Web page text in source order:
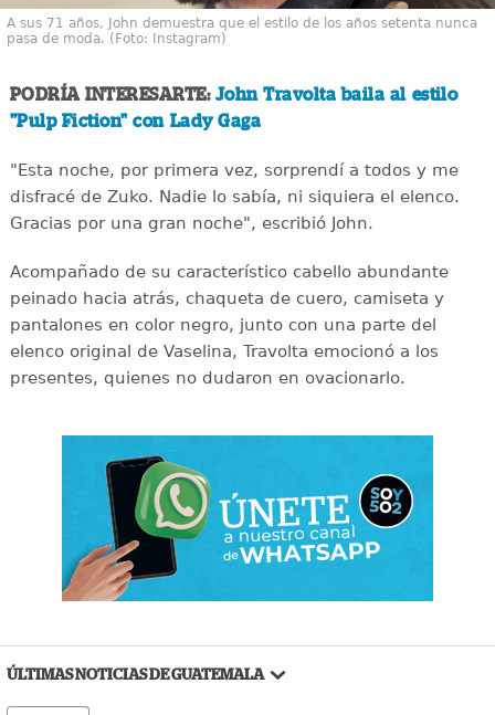
A sus 71 años, John demuestra que el estilo de los años setenta nunca
pasa de moda. (Foto: Instagram)
PODRÍA INTERESARTE: John Travolta baila al estilo
"Pulp Fiction" con Lady Gaga
"Esta noche, por primera vez, sorprendí a todos y me
disfracé de Zuko. Nadie lo sabía, ni siquiera el elenco.
Gracias por una gran noche", escribió John.
Acompañado de su característico cabello abundante
peinado hacia atrás, chaqueta de cuero, camiseta y
pantalones en color negro, junto con una parte del
elenco original de Vaselina, Travolta emocionó a los
presentes, quienes no dudaron en ovacionarlo.
ÚLTIMAS NOTICIAS DE GUATEMALA